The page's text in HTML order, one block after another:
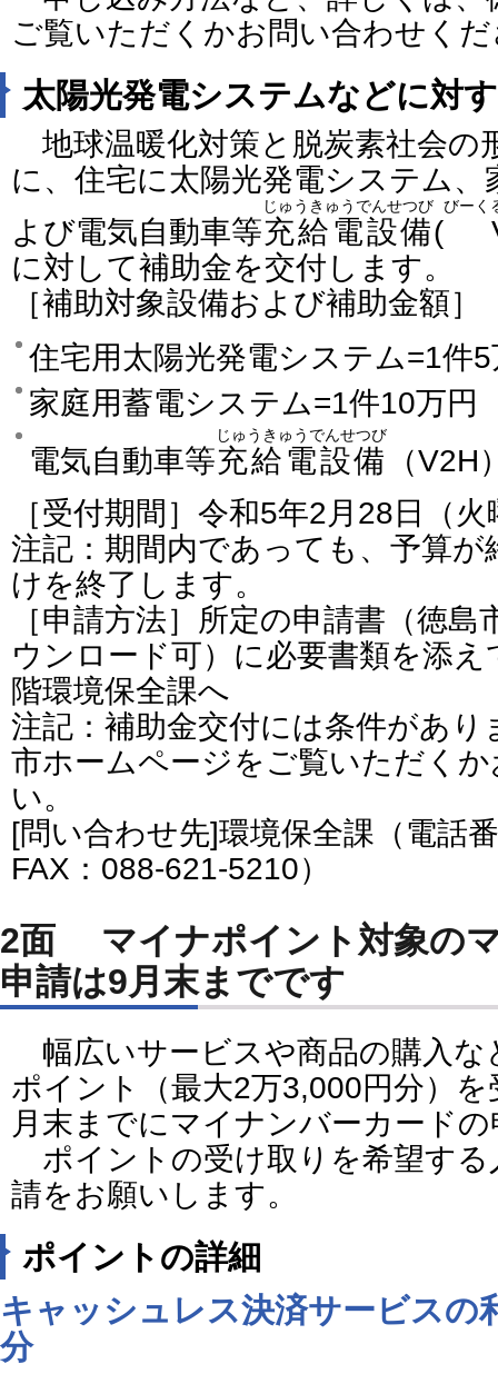
ご覧いただくかお問い合わせく
太陽光発電システムなどに対
地球温暖化対策と脱炭素社会の
に、住宅に太陽光発電システム
よび電気自動車等充給電設備
じゅうきゅうでんせつび
(
びーく
に対して補助金を交付します。
［補助対象設備および補助金額］
住宅用太陽光発電システム=1件
家庭用蓄電システム=1件10万円
電気自動車等充給電設備
じゅうきゅうでんせつび
（
［受付期間］令和5年2月28日（
注記：期間内であっても、予算
けを終了します。
［申請方法］所定の申請書（徳
ウンロード可）に必要書類を添
階環境保全課へ
注記：補助金交付には条件があ
市ホームページをご覧いただく
い。
[問い合わせ先]環境保全課（電話
FAX：088-621-5210）
2面 マイナポイント対象の
申請は9月末までです
幅広いサービスや商品の購入な
ポイント（最大2万3,000円分）
月末までにマイナンバーカード
ポイントの受け取りを希望する
請をお願いします。
ポイントの詳細
キャッシュレス決済サービスの
分